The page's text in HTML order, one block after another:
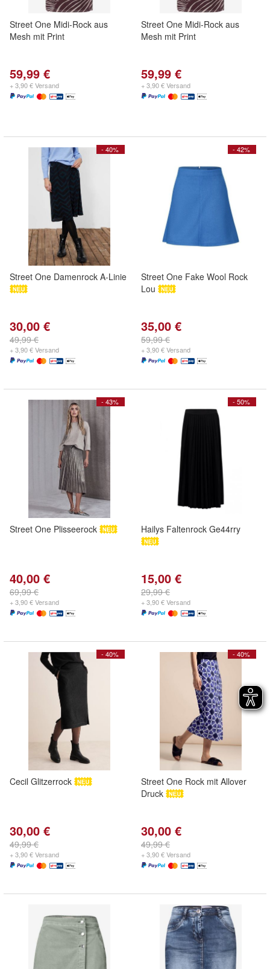
Street One Midi-Rock aus
Mesh mit Print
59,99 €
+ 3,90 € Versand
Street One Midi-Rock aus
Mesh mit Print
59,99 €
+ 3,90 € Versand
- 40%
Street One Damenrock A-Linie
30,00 €
49,99 €
+ 3,90 € Versand
- 42%
Street One Fake Wool Rock
Lou
35,00 €
59,99 €
+ 3,90 € Versand
- 43%
Street One Plisseerock
40,00 €
69,99 €
+ 3,90 € Versand
- 50%
Hailys Faltenrock Ge44rry
15,00 €
29,99 €
+ 3,90 € Versand
- 40%
Cecil Glitzerrock
30,00 €
49,99 €
+ 3,90 € Versand
- 40%
Street One Rock mit Allover
Druck
30,00 €
49,99 €
+ 3,90 € Versand